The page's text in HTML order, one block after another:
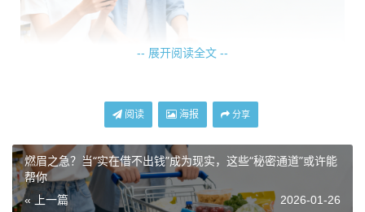
-- 展开阅读全文 --
阅读 海报 分享
燃眉之急？当“实在借不出钱”成为现实，这些“秘密通道”或许能
帮你
« 上一篇 2026-01-26